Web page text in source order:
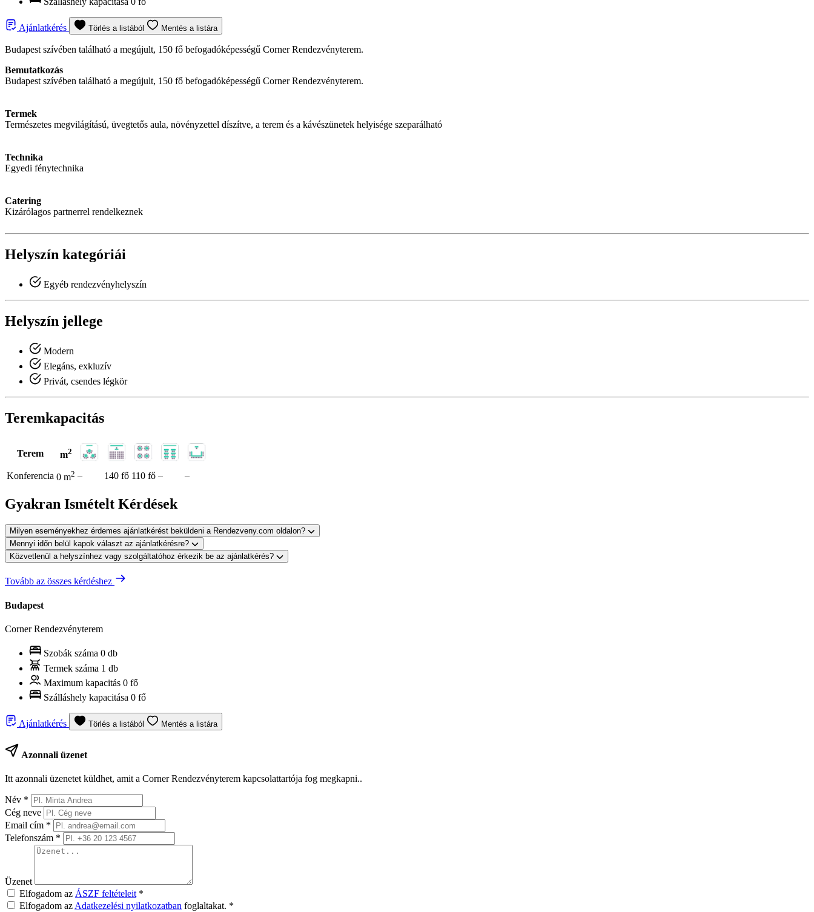
Ajánlatkérés Törlés a listából Mentés a listára
Budapest szívében található a megújult, 150 fő befogadóképességű Corner Rendezvényterem.
Bemutatkozás
Budapest szívében található a megújult, 150 fő befogadóképességű Corner Rendezvényterem.
Termek
Természetes megvilágítású, üvegtetős aula, növényzettel díszítve, a terem és a kávészünetek helyisége szeparálható
Technika
Egyedi fénytechnika
Catering
Kizárólagos partnerrel rendelkeznek
Helyszín kategóriái
Egyéb rendezvényhelyszín
Helyszín jellege
Modern
Elegáns, exkluzív
Privát, csendes légkör
Teremkapacitás
Terem m2
Konferencia 0 m2 – 140 fő 110 fő – –
Gyakran Ismételt Kérdések
Milyen eseményekhez érdemes ajánlatkérést beküldeni a Rendezveny.com oldalon?
Mennyi időn belül kapok választ az ajánlatkérésre?
Közvetlenül a helyszínhez vagy szolgáltatóhoz érkezik be az ajánlatkérés?
Tovább az összes kérdéshez
Budapest
Corner Rendezvényterem
Szobák száma 0 db
Termek száma 1 db
Maximum kapacitás 0 fő
Szálláshely kapacitása 0 fő
Ajánlatkérés Törlés a listából Mentés a listára
Azonnali üzenet
Itt azonnali üzenetet küldhet, amit a Corner Rendezvényterem kapcsolattartója fog megkapni..
Név *
Cég neve
Email cím *
Telefonszám *
Üzenet
Elfogadom az ÁSZF feltételeit *
Elfogadom azAdatkezelési nyilatkozatban foglaltakat. *